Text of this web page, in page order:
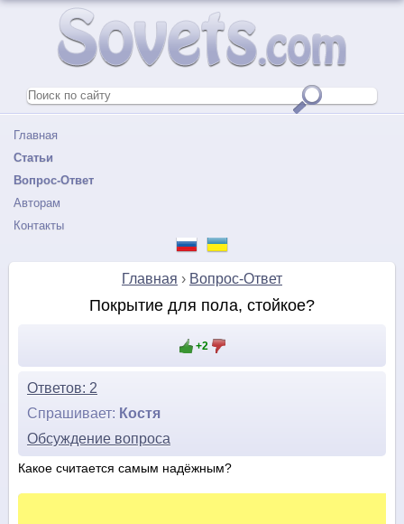
Главная
Статьи
Вопрос-Ответ
Авторам
Контакты
Главная › Вопрос-Ответ
Покрытие для пола, стойкое?
+2
Ответов: 2
Спрашивает: Костя
Обсуждение вопроса
Какое считается самым надёжным?